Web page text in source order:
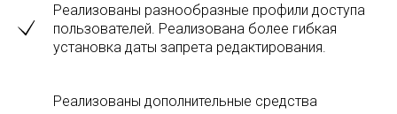
Реализованы разнообразные профили доступа
пользователей. Реализована более гибкая
установка даты запрета редактирования.
Реализованы дополнительные средства